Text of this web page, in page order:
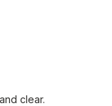
clear.